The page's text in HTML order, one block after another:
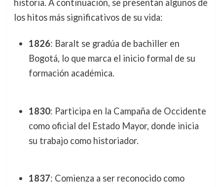
historia. A continuación, se presentan algunos de
los hitos más significativos de su vida:
1826: Baralt se gradúa de bachiller en
Bogotá, lo que marca el inicio formal de su
formación académica.
1830: Participa en la Campaña de Occidente
como oficial del Estado Mayor, donde inicia
su trabajo como historiador.
1837: Comienza a ser reconocido como